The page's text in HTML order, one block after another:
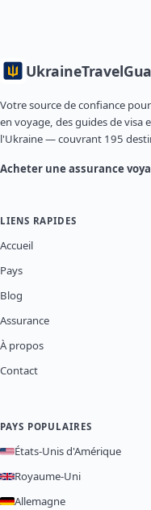
Ukraine
Votre source de confiance
en voyage, des guides de visa
l'Ukraine — couvrant 195
Acheter une assurance
LIENS RAPIDES
Accueil
Pays
Blog
Assurance
À propos
Contact
PAYS POPULAIRES
États-Unis d'Amérique
Royaume-Uni
Allemagne